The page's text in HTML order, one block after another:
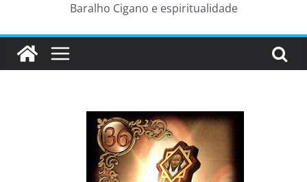
Baralho Cigano e espiritualidade